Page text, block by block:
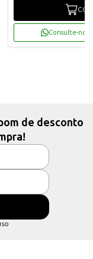
Consulte-nos
de desconto